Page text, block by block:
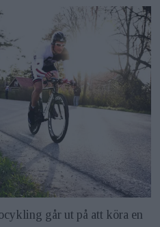
går ut på att köra en